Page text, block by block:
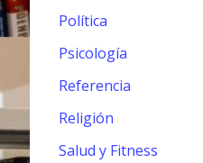
Política
Psicología
Referencia
Religión
Salud y Fitness